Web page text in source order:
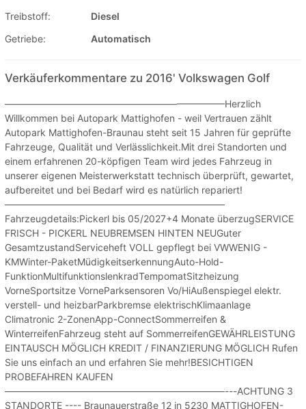
Treibstoff:
Diesel
Getriebe:
Automatisch
Verkäuferkommentare zu 2016' Volkswagen Golf
———————————————————————Herzlich
Willkommen bei Autopark Mattighofen - weil Vertrauen zählt
Autopark Mattighofen-Braunau steht seit 15 Jahren für geprüfte
Fahrzeuge, Qualität und Verlässlichkeit.Mit drei Standorten und
einem erfahrenen 20-köpfigen Team wird jedes Fahrzeug in
unserer eigenen Meisterwerkstatt technisch überprüft, gewartet,
aufbereitet und bei Bedarf wird es natürlich repariert!
———————————————————————
Fahrzeugdetails:Pickerl bis 05/2027+4 Monate überzugSERVICE
FRISCH - PICKERL NEUBREMSEN HINTEN NEUGuter
GesamtzustandServiceheft VOLL gepflegt bei VWWENIG -
KMWinter-PaketMüdigkeitserkennungAuto-Hold-
FunktionMultifunktionslenkradTempomatSitzheizung
VorneSportsitze VorneParksensoren Vo/HiAußenspiegel elektr.
verstell- und heizbarParkbremse elektrischKlimaanlage
Climatronic 2-ZonenApp-ConnectSommerreifen &
WinterreifenFahrzeug steht auf SommerreifenGEWÄHRLEISTUNG
EINTAUSCH MÖGLICH KREDIT / FINANZIERUNG MÖGLICH Rufen
Sie uns einfach an und erfahren Sie mehr!BESICHTIGEN
PROBEFAHREN KAUFEN
———————————————————————---ACHTUNG 3
STANDORTE ---- Braunauerstraße 12 in 5230 MATTIGHOFEN-